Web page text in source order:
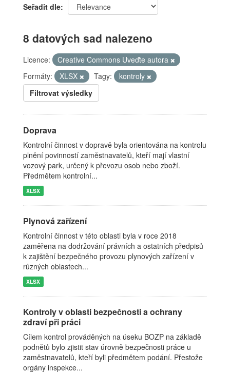
Seřadit dle
8 datových sad nalezeno
Licence:
Creative Commons Uveďte autora
Formáty:
XLSX Tagy:
kontroly
Filtrovat výsledky
Doprava
Kontrolní činnost v dopravě byla orientována na kontrolu
plnění povinností zaměstnavatelů, kteří mají vlastní
vozový park, určený k převozu osob nebo zboží.
Předmětem kontrolní...
XLSX
Plynová zařízení
Kontrolní činnost v této oblasti byla v roce 2018
zaměřena na dodržování právních a ostatních předpisů
k zajištění bezpečného provozu plynových zařízení v
různých oblastech...
XLSX
Kontroly v oblasti bezpečnosti a ochrany
zdraví při práci
Cílem kontrol prováděných na úseku BOZP na základě
podnětů bylo zjistit stav úrovně bezpečnosti práce u
zaměstnavatelů, kteří byli předmětem podání. Přestože
orgány inspekce...